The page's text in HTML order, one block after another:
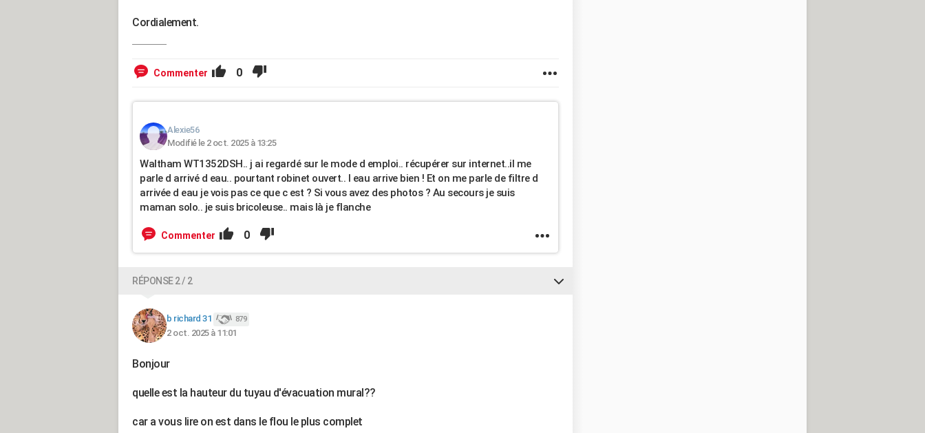
Cordialement.
Commenter 0
Alexie56
Modifié le 2 oct. 2025 à 13:25
Waltham WT1352DSH.. j ai regardé sur le mode d emploi.. récupérer sur internet..il me
parle d arrivé d eau.. pourtant robinet ouvert.. l eau arrive bien ! Et on me parle de filtre d
arrivée d eau je vois pas ce que c est ? Si vous avez des photos ? Au secours je suis
maman solo.. je suis bricoleuse.. mais là je flanche
Commenter 0
RÉPONSE 2 / 2
b richard 31 879
2 oct. 2025 à 11:01
Bonjour
quelle est la hauteur du tuyau d'évacuation mural??
car a vous lire on est dans le flou le plus complet